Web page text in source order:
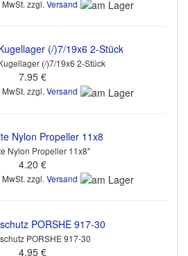
zzgl. Versand
(/)7/19x6 2-Stück
7.95 €
zzgl. Versand
Nylon Propeller 11x8"
4.20 €
zzgl. Versand
PORSHE 917-30
4.95 €